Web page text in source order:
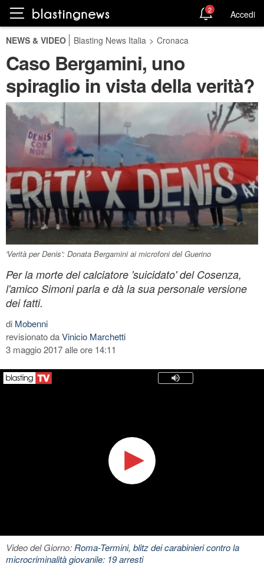
2 Accedi
NEWS & VIDEO Blasting News Italia > Cronaca
Caso Bergamini, uno
spiraglio in vista della verità?
'Verità per Denis': Donata Bergamini ai microfoni del Guerino
Per la morte del calciatore 'suicidato' del Cosenza,
l'amico Simoni parla e dà la sua personale versione
dei fatti.
di Mobenni
revisionato daVinicio Marchetti
3 maggio 2017 alle ore 14:11
Video del Giorno:Roma-Termini, blitz dei carabinieri contro la
microcriminalità giovanile: 19 arresti